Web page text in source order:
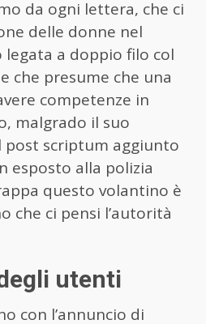
da ogni lettera, che ci
delle donne nel
a doppio filo col
che presume che una
competenze in
malgrado il suo
scriptum aggiunto
esposto alla polizia
questo volantino è
che ci pensi l’autorità
utenti
con l’annuncio di